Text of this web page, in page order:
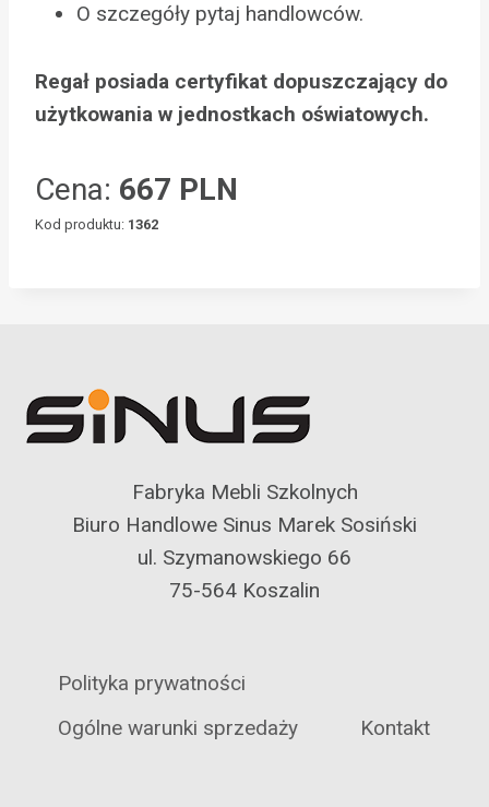
O szczegóły pytaj handlowców.
Regał posiada certyfikat dopuszczający do
użytkowania w jednostkach oświatowych.
Cena: 667 PLN
Kod produktu: 1362
Fabryka Mebli Szkolnych
Biuro Handlowe Sinus Marek Sosiński
ul. Szymanowskiego 66
75-564 Koszalin
Polityka prywatności
Ogólne warunki sprzedaży
Kontakt